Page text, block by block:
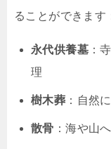
ることができます
永代供養墓 ：
理
樹木葬 ：自然
散骨 ：海や山